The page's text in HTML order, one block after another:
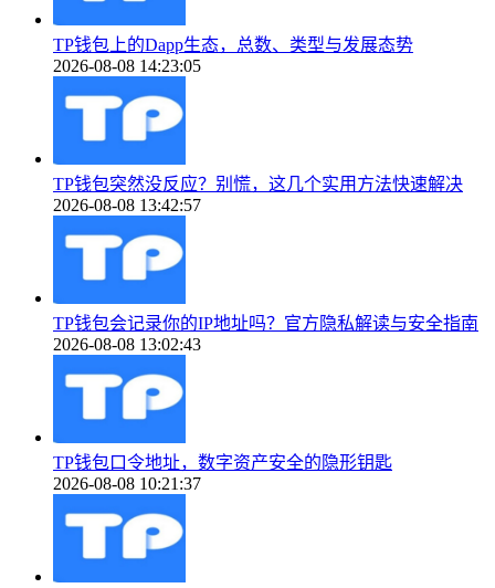
TP钱包上的Dapp生态，总数、类型与发展态势
2026-08-08 14:23:05
TP钱包突然没反应？别慌，这几个实用方法快速解决
2026-08-08 13:42:57
TP钱包会记录你的IP地址吗？官方隐私解读与安全指南
2026-08-08 13:02:43
TP钱包口令地址，数字资产安全的隐形钥匙
2026-08-08 10:21:37